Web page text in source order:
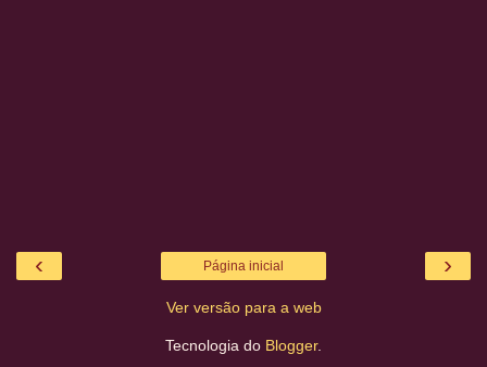
‹ ›
Página inicial
Ver versão para a web
Tecnologia do Blogger.